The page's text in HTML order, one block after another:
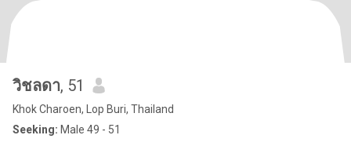
วิชลดา, 51
Khok Charoen, Lop Buri, Thailand
Seeking: Male 49 - 51